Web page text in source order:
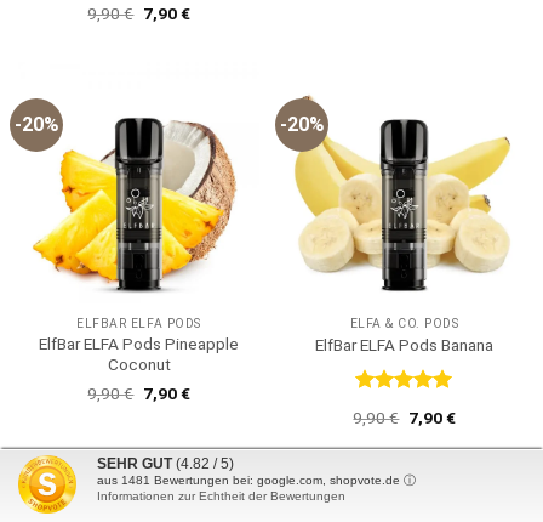
mit 5 von
9,90€ Ursprünglicher
Preis
7,90€Aktueller
-20%
ELFBAR ELFA PODS
ElfBar ELFA Pods Pineapple
Coconut
9,90€ Ursprünglicher
Preis
7,90€Aktueller
-20%
ELFA & CO. PODS
ElfBar ELFA Pods Banana
Bewertet
mit 5 von
5
9,90€ Ursprünglicher
Preis
war:
7,90€Aktueller
ist:
SEHR GUT (4.82 / 5)
aus 1481 Bewertungen bei: google.com, shopvote.de ⓘ
Informationen zur Echtheit der Bewertungen